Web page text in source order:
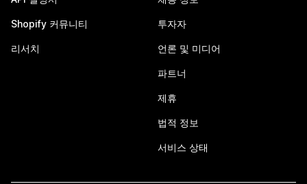
Shopify 커뮤니티
리서치
투자자
언론 및 미디어
파트너
제휴
법적 정보
서비스 상태